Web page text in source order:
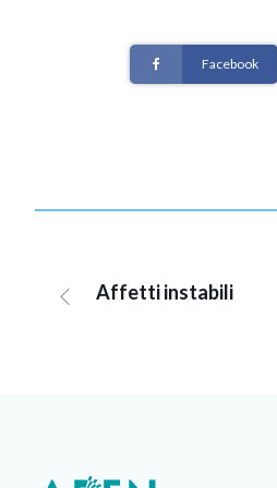
Facebook
Affetti instabili